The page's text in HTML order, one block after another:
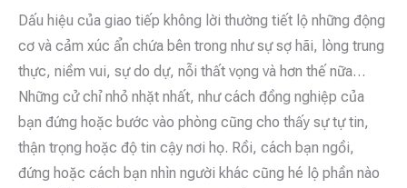
Dấu hiệu của giao tiếp không lời thường tiết lộ những động
cơ và cảm xúc ẩn chứa bên trong như sự sợ hãi, lòng trung
thực, niềm vui, sự do dự, nỗi thất vọng và hơn thế nữa…
Những cử chỉ nhỏ nhặt nhất, như cách đồng nghiệp của
bạn đứng hoặc bước vào phòng cũng cho thấy sự tự tin,
thận trọng hoặc độ tin cậy nơi họ. Rồi, cách bạn ngồi,
đứng hoặc cách bạn nhìn người khác cũng hé lộ phần nào